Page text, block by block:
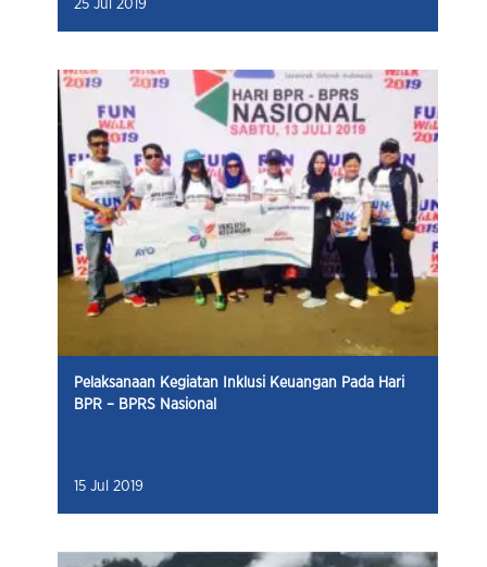
25 Jul 2019
Pelaksanaan Kegiatan Inklusi Keuangan Pada Hari
BPR – BPRS Nasional
15 Jul 2019